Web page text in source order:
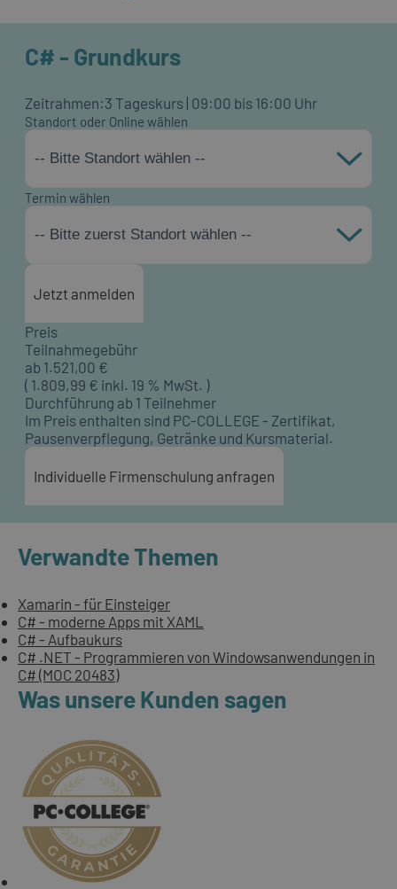
C# - Grundkurs
Zeitrahmen:3 Tageskurs | 09:00 bis 16:00 Uhr
Standort oder Online wählen
-- Bitte Standort wählen --
Termin wählen
-- Bitte zuerst Standort wählen --
Jetzt anmelden
Preis
Teilnahmegebühr
ab 1.521,00 €
( 1.809,99 € inkl. 19 % MwSt. )
Durchführung ab 1 Teilnehmer
Im Preis enthalten sind PC-COLLEGE - Zertifikat,
Pausenverpflegung, Getränke und Kursmaterial.
Individuelle Firmenschulung anfragen
Verwandte Themen
Xamarin - für Einsteiger
C# - moderne Apps mit XAML
C# - Aufbaukurs
C# .NET - Programmieren von Windowsanwendungen in
C# (MOC 20483)
Was unsere Kunden sagen